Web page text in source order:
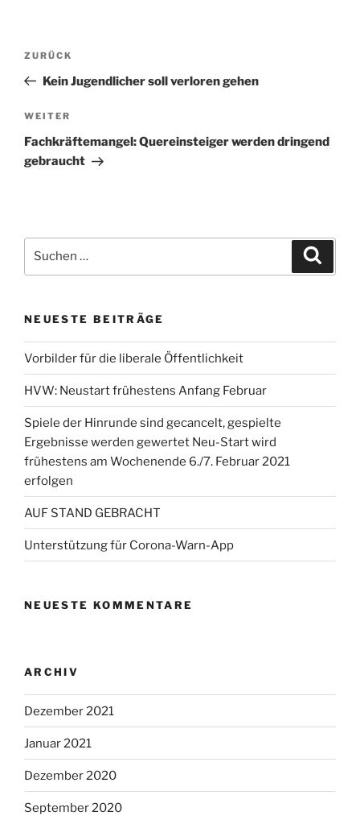
Beitragsnavigation
Vorheriger
Beitrag
ZURÜCK
Kein Jugendlicher soll verloren gehen
Nächster
Beitrag
WEITER
Fachkräftemangel: Quereinsteiger werden dringend
gebraucht
nach:
NEUESTE BEITRÄGE
Vorbilder für die liberale Öffentlichkeit
HVW: Neustart frühestens Anfang Februar
Spiele der Hinrunde sind gecancelt, gespielte
Ergebnisse werden gewertet Neu-Start wird
frühestens am Wochenende 6./7. Februar 2021
erfolgen
AUF STAND GEBRACHT
Unterstützung für Corona-Warn-App
NEUESTE KOMMENTARE
ARCHIV
Dezember 2021
Januar 2021
Dezember 2020
September 2020